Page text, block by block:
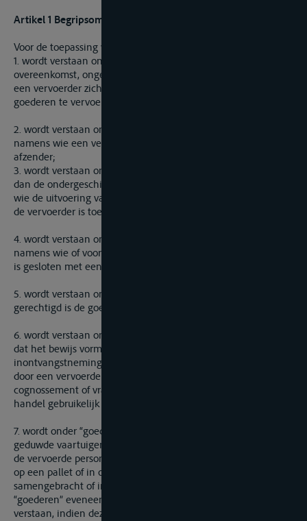
Artikel 1 Begripsomschrijvingen
Voor de toepassing van dit Verdrag:
1. wordt verstaan onder “vervoerovereenkomst”, elke
overeenkomst, ongeacht hoe deze wordt aangeduid, waarbij
een vervoerder zich verbindt tegen betaling van vracht
goederen te vervoeren over de binnenwateren;
2. wordt verstaan onder “vervoerder”, een ieder door wie of
namens wie een vervoerovereenkomst is gesloten met een
afzender;
3. wordt verstaan onder “ondervervoerder”, een ieder, anders
dan de ondergeschikte of lasthebber van de vervoerder, aan
wie de uitvoering van het vervoer geheel of gedeeltelijk door
de vervoerder is toevertrouwd;
4. wordt verstaan onder “afzender”, een ieder door wie of
namens wie of voor wiens rekening een vervoerovereenkomst
is gesloten met een vervoerder;
5. wordt verstaan onder “geadresseerde”, de persoon die
gerechtigd is de goederen in ontvangst te nemen;
6. wordt verstaan onder “vervoersdocument”, een document
dat het bewijs vormt van een vervoerovereenkomst en dat de
inontvangstneming of het aan boord nemen van goederen
door een vervoerder aantoont, opgemaakt in de vorm van een
cognossement of vrachtbrief of in de vorm van elk ander in de
handel gebruikelijk document;
7. wordt onder “goederen” niet begrepen gesleepte of
geduwde vaartuigen, noch de bagage noch de voertuigen van
de vervoerde personen; indien de goederen in een container,
op een pallet of in of op een soortgelijke vervoerseenheid zijn
samengebracht of indien zij zijn verpakt, wordt onder
“goederen” eveneens deze vervoerseenheid of verpakking
verstaan, indien deze door de afzender wordt verschaft;